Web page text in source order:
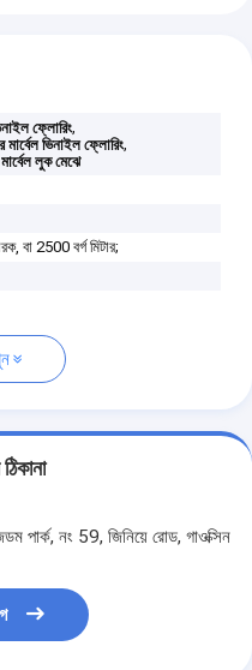
ফ্লোরিং,
ভিনাইল ফ্লোরিং,
মার্বেল লুক মেঝে
বা 2500 বর্গ মিটার;
পার্ক, নং 59, জিনিয়ে রোড, গাওক্সিন